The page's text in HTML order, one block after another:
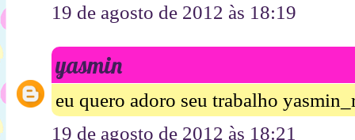
19 de agosto de 2012 às 18:19
yasmin
eu quero adoro seu trabalho
19 de agosto de 2012 às 18:21